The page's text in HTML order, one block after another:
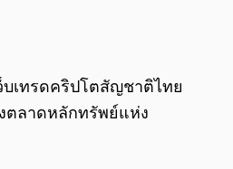
0:00 0:00
เทรดคริปโตสัญชาติไทย
ตลาดหลักทรัพย์แห่ง